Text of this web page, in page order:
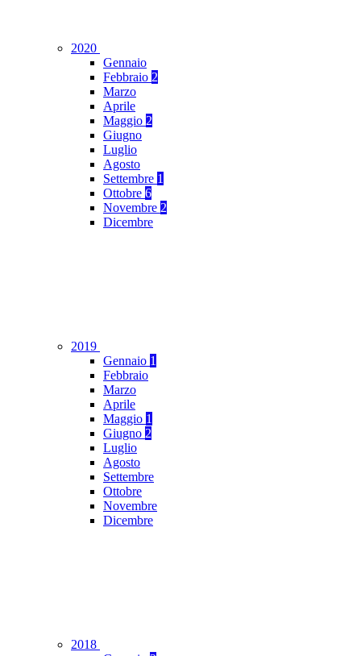
2020
Gennaio
Febbraio 2
Marzo
Aprile
Maggio 2
Giugno
Luglio
Agosto
Settembre 1
Ottobre 6
Novembre 2
Dicembre
2019
Gennaio 1
Febbraio
Marzo
Aprile
Maggio 1
Giugno 2
Luglio
Agosto
Settembre
Ottobre
Novembre
Dicembre
2018